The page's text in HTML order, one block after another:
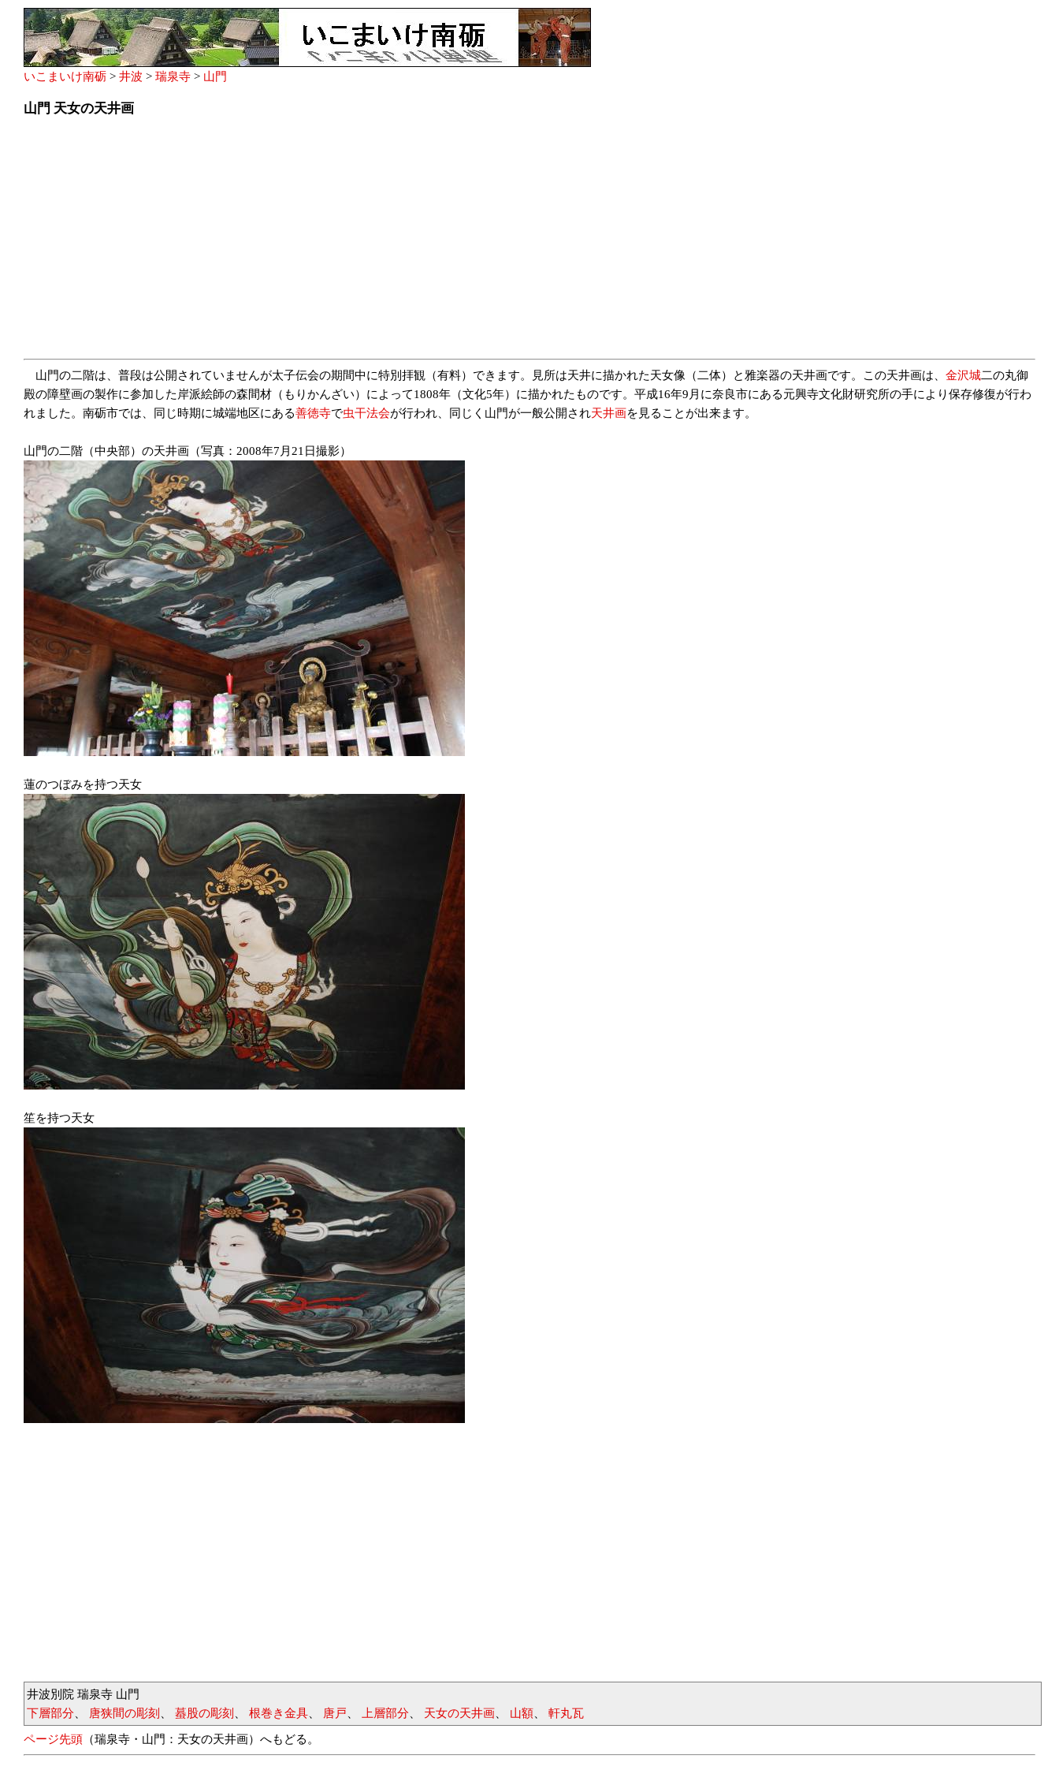
いこまいけ南砺 > 井波 > 瑞泉寺 > 山門
山門 天女の天井画
山門の二階は、普段は公開されていませんが太子伝会の期間中に特別拝観（有料）できます。見所は天井に描かれた天女像（二体）と雅楽器の天井画です。この天井画は、 金沢城二の丸御
殿の障壁画の製作に参加した岸派絵師の森間材（もりかんざい）によって1808年（文化5年）に描かれたものです。平成16年9月に奈良市にある元興寺文化財研究所の手により保存修復が行わ
れました。南砺市では、同じ時期に城端地区にある善徳寺で虫干法会が行われ、同じく山門が一般公開され天井画を見ることが出来ます。
山門の二階（中央部）の天井画（写真：2008年7月21日撮影）
蓮のつぼみを持つ天女
笙を持つ天女
井波別院 瑞泉寺 山門
下層部分
唐狭間の彫刻 蟇股の彫刻 根巻き金具 唐戸 上層部分 天女の天井画 山額 軒丸瓦
ページ先頭 （瑞泉寺・山門：天女の天井画）へもどる。